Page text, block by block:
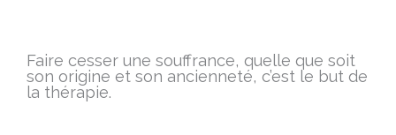
Faire cesser une souffrance, quelle que soit
son origine et son ancienneté, c’est le but de
la thérapie.